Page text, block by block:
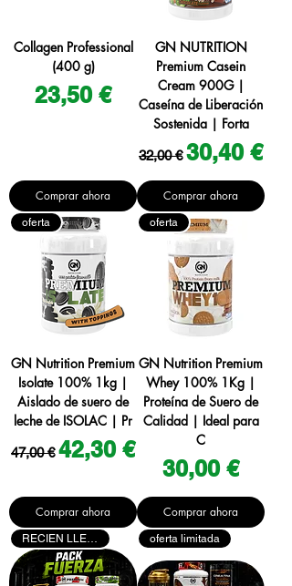
Collagen Professional
(400 g)
Precio
23,50 €
Comprar ahora
GN NUTRITION
Premium Casein
Cream 900G |
Caseína de Liberación
Sostenida | Forta
Precio
32,00 € Precio de
30,40 €
Comprar ahora
oferta
GN Nutrition Premium
Isolate 100% 1kg |
Aislado de suero de
leche de ISOLAC | Pr
Precio
47,00 € Precio de oferta
42,30 €
Comprar ahora
oferta
GN Nutrition Premium
Whey 100% 1Kg |
Proteína de Suero de
Calidad | Ideal para
C
Precio
30,00 €
Comprar ahora
oferta limitada